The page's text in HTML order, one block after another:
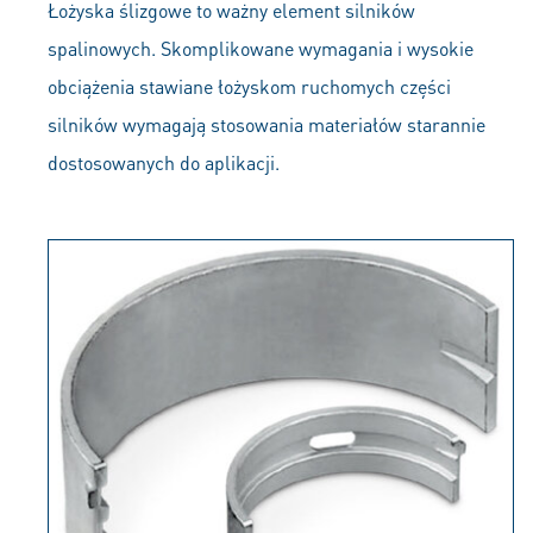
Łożyska ślizgowe to ważny element silników
spalinowych. Skomplikowane wymagania i wysokie
obciążenia stawiane łożyskom ruchomych części
silników wymagają stosowania materiałów starannie
dostosowanych do aplikacji.